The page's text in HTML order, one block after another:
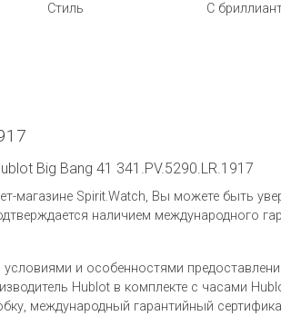
Стиль С
Big Bang 41 341.PV.5290.LR.1917
магазине Spirit.Watch, Вы можете быть
наличием международного
и особенностями
Hublot в комплекте с часами
международный гарантийный